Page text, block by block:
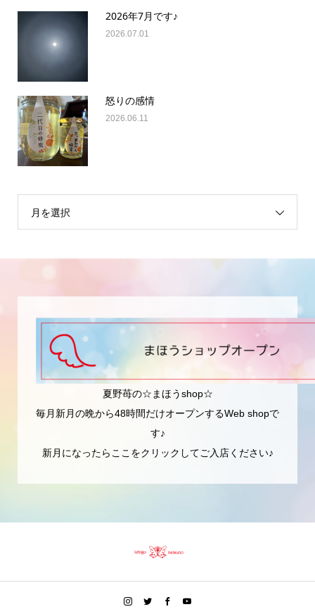
2026年7月です♪
2026.07.01
怒りの感情
2026.06.11
月を選択
夏野苺の☆まほうshop☆
毎月新月の晩から48時間だけオープンするWeb shopで
す♪
新月になったらここをクリックしてご入店ください♪